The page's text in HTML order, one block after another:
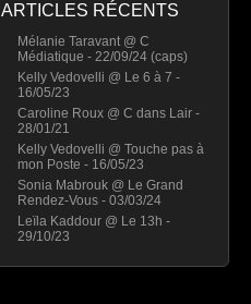
ARTICLES RÉCENTS
Mélanie Taravant @ C
Médiatique - 22/09/24 (caps)
Kelly Vedovelli @ Le 6 à 7 -
16/05/23
Caroline Roux @ C dans Lair -
28/01/21
Kelly Vedovelli @ Touche pas à
mon Poste - 16/05/23
Sonia Mabrouk @ Le Grand
Rendez-Vous - 03/03/24
Leïla Kaddour @ Le 13h -
29/10/23